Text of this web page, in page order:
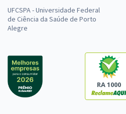
UFCSPA - Universidade Federal
de Ciência da Saúde de Porto
Alegre
RA 1000